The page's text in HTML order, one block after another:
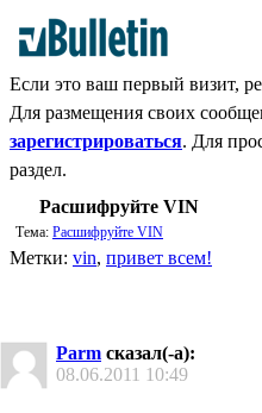
Если это ваш первый визит,
Для размещения своих
зарегистрироваться. Для
раздел.
Расшифруйте VIN
Тема: Расшифруйте VIN
Метки: vin, привет всем!
Parm сказал(-а):
08.06.2011 10:49